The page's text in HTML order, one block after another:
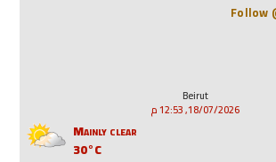
Follow
Beirut
18/07/2026, 12:53 م
Mainly clear
30°C